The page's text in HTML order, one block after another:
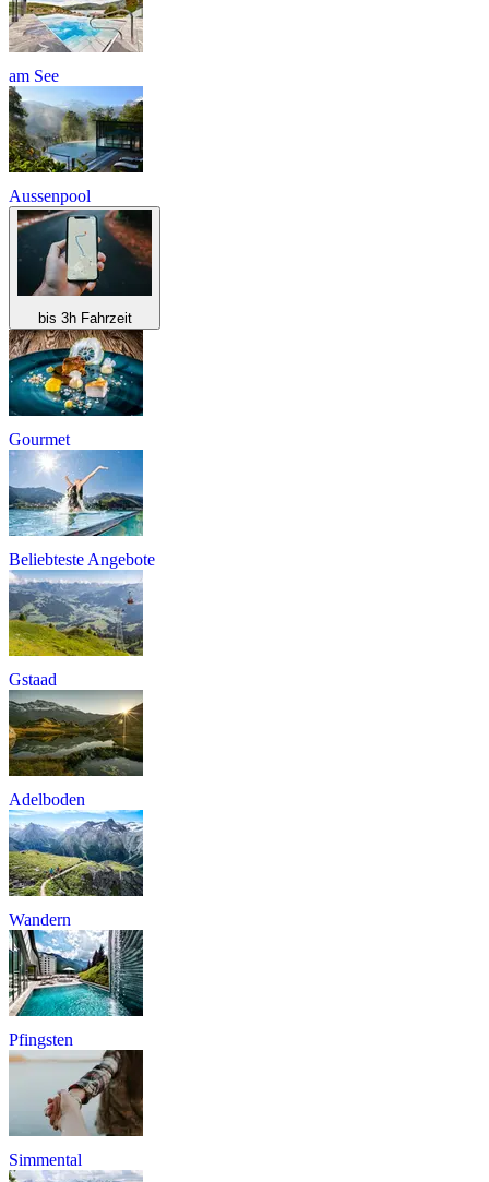
am See
Aussenpool
bis 3h Fahrzeit
Gourmet
Beliebteste Angebote
Gstaad
Adelboden
Wandern
Pfingsten
Simmental